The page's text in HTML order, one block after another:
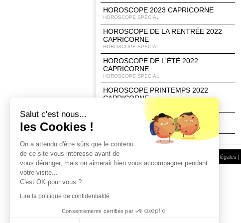
HOROSCOPE 2023 CAPRICORNE
HOROSCOPE SPÉCIAL
HOROSCOPE DE LA RENTRÉE 2022
CAPRICORNE
HOROSCOPE SPÉCIAL
HOROSCOPE DE L'ÉTÉ 2022
CAPRICORNE
HOROSCOPE SPÉCIAL
HOROSCOPE PRINTEMPS 2022
CAPRICORNE
HOROSCOPE 2022 CAPRICORNE
HOROSCOPE SPÉCIAL
Conditions d'utilisation Infos légales |
Horoscope Saint Valentin Belier 2018
Salut c'est nous...
les Cookies !
On a attendu d'être sûrs que le contenu
de ce site vous intéresse avant de
vous déranger, mais on aimerait bien vous accompagner pendant
votre visite...
C'est OK pour vous ?
Lire la politique de confidentialité
Consentements certifiés par